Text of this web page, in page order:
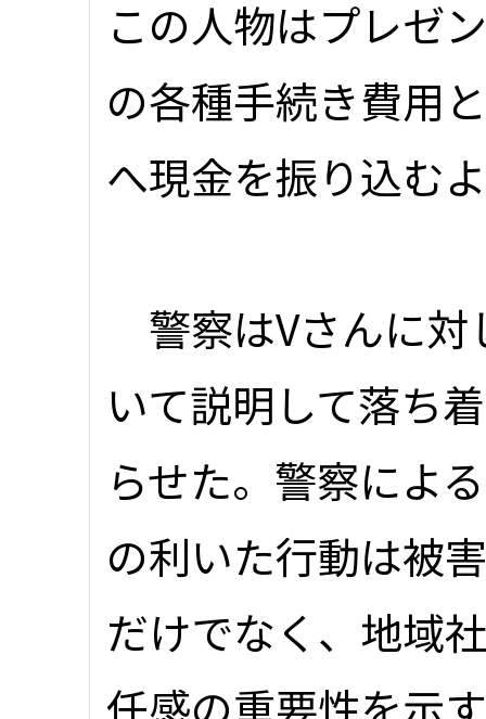
この人物はプレゼ
の各種手続き費用
へ現金を振り込む
警察はVさんに対
いて説明して落ち
らせた。警察によ
の利いた行動は被
だけでなく、地域